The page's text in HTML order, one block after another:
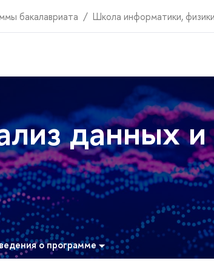
бакалавриата Школа информатики,
данных
о программе